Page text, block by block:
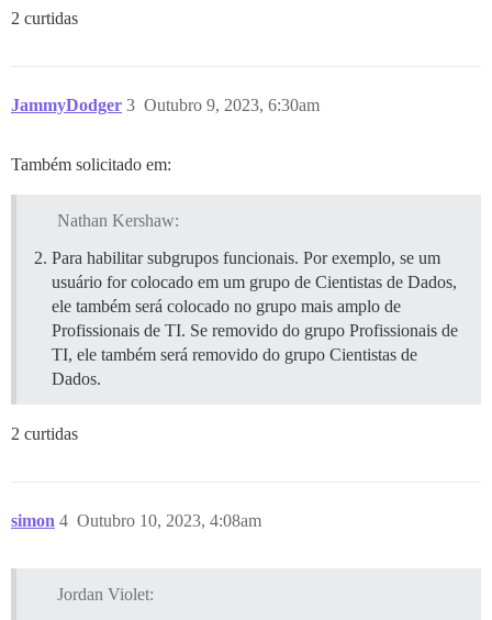
2 curtidas
JammyDodger Outubro 9, 2023, 6:30am
3
Também solicitado em:
Nathan Kershaw:
Para habilitar subgrupos funcionais. Por exemplo, se um
usuário for colocado em um grupo de Cientistas de Dados,
ele também será colocado no grupo mais amplo de
Profissionais de TI. Se removido do grupo Profissionais de
TI, ele também será removido do grupo Cientistas de
Dados.
2 curtidas
simon Outubro 10, 2023, 4:08am
4
Jordan Violet: